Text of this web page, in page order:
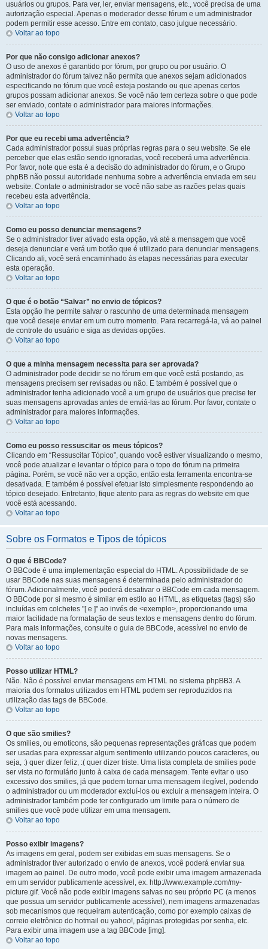
usuários ou grupos. Para ver, ler, enviar mensagens, etc., você precisa de uma
autorização especial. Apenas o moderador desse fórum e um administrador
podem permitir esse acesso. Entre em contato, caso julgue necessário.
Voltar ao topo
Por que não consigo adicionar anexos?
O uso de anexos é garantido por fórum, por grupo ou por usuário. O
administrador do fórum talvez não permita que anexos sejam adicionados
especificando no fórum que você esteja postando ou que apenas certos
grupos possam adicionar anexos. Se você não tem certeza sobre o que pode
ser enviado, contate o administrador para maiores informações.
Voltar ao topo
Por que eu recebi uma advertência?
Cada administrador possui suas próprias regras para o seu website. Se ele
perceber que elas estão sendo ignoradas, você receberá uma advertência.
Por favor, note que esta é a decisão do administrador do fórum, e o Grupo
phpBB não possui autoridade nenhuma sobre a advertência enviada em seu
website. Contate o administrador se você não sabe as razões pelas quais
recebeu esta advertência.
Voltar ao topo
Como eu posso denunciar mensagens?
Se o administrador tiver ativado esta opção, vá até a mensagem que você
deseja denunciar e verá um botão que é utilizado para denunciar mensagens.
Clicando ali, você será encaminhado às etapas necessárias para executar
esta operação.
Voltar ao topo
O que é o botão “Salvar” no envio de tópicos?
Esta opção lhe permite salvar o rascunho de uma determinada mensagem
que você deseje enviar em um outro momento. Para recarregá-la, vá ao painel
de controle do usuário e siga as devidas opções.
Voltar ao topo
O que a minha mensagem necessita para ser aprovada?
O administrador pode decidir se no fórum em que você está postando, as
mensagens precisem ser revisadas ou não. E também é possível que o
administrador tenha adicionado você a um grupo de usuários que precise ter
suas mensagens aprovadas antes de enviá-las ao fórum. Por favor, contate o
administrador para maiores informações.
Voltar ao topo
Como eu posso ressuscitar os meus tópicos?
Clicando em “Ressuscitar Tópico”, quando você estiver visualizando o mesmo,
você pode atualizar e levantar o tópico para o topo do fórum na primeira
página. Porém, se você não ver a opção, então esta ferramenta encontra-se
desativada. E também é possível efetuar isto simplesmente respondendo ao
tópico desejado. Entretanto, fique atento para as regras do website em que
você está acessando.
Voltar ao topo
Sobre os Formatos e Tipos de tópicos
O que é BBCode?
O BBCode é uma implementação especial do HTML. A possibilidade de se
usar BBCode nas suas mensagens é determinada pelo administrador do
fórum. Adicionalmente, você poderá desativar o BBCode em cada mensagem.
O BBCode por si mesmo é similar em estilo ao HTML, as etiquetas (tags) são
incluídas em colchetes "[ e ]" ao invés de <exemplo>, proporcionando uma
maior facilidade na formatação de seus textos e mensagens dentro do fórum.
Para mais informações, consulte o guia de BBCode, acessível no envio de
novas mensagens.
Voltar ao topo
Posso utilizar HTML?
Não. Não é possível enviar mensagens em HTML no sistema phpBB3. A
maioria dos formatos utilizados em HTML podem ser reproduzidos na
utilização das tags de BBCode.
Voltar ao topo
O que são smilies?
Os smilies, ou emoticons, são pequenas representações gráficas que podem
ser usadas para expressar algum sentimento utilizando poucos caracteres, ou
seja, :) quer dizer feliz, :( quer dizer triste. Uma lista completa de smilies pode
ser vista no formulário junto à caixa de cada mensagem. Tente evitar o uso
excessivo dos smilies, já que podem tornar uma mensagem ilegível, podendo
o administrador ou um moderador excluí-los ou excluir a mensagem inteira. O
administrador também pode ter configurado um limite para o número de
smilies que você pode utilizar em uma mensagem.
Voltar ao topo
Posso exibir imagens?
As imagens em geral, podem ser exibidas em suas mensagens. Se o
administrador tiver autorizado o envio de anexos, você poderá enviar sua
imagem ao painel. De outro modo, você pode exibir uma imagem armazenada
em um servidor publicamente acessível, ex. http://www.example.com/my-
picture.gif. Você não pode exibir imagens salvas no seu próprio PC (a menos
que possua um servidor publicamente acessível), nem imagens armazenadas
sob mecanismos que requeiram autenticação, como por exemplo caixas de
correio eletrônico do hotmail ou yahoo!, páginas protegidas por senha, etc.
Para exibir uma imagem use a tag BBCode [img].
Voltar ao topo